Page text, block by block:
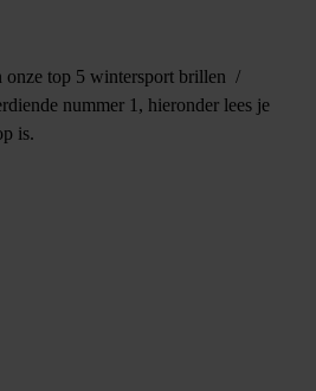
onze top 5 wintersport brillen /
nummer 1, hieronder lees je
is.